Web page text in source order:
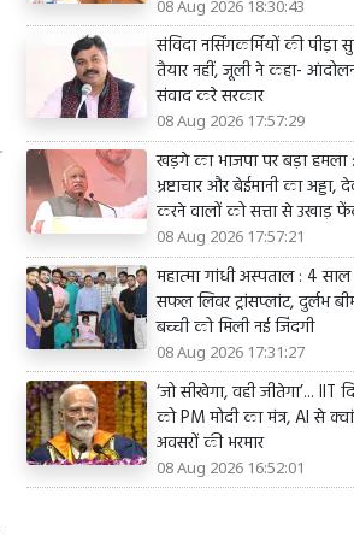
08 Aug 2026 18:30:43
संविदा नर्सिंगकर्मियों की पीड़ा
तैयार नहीं, जूली ने कहा-
संवाद करे सरकार
08 Aug 2026 17:57:29
खड़गे का भाजपा पर बड़ा हमला :
भ्रष्टाचार और बेईमानी का
करने वालों को सत्ता से उखाड़
08 Aug 2026 17:57:21
महात्मा गांधी अस्पताल : 4
सफल लिवर ट्रांसप्लांट, दुर्लभ
बच्ची को मिली नई जिंदगी
08 Aug 2026 17:31:27
‘जो सीखेगा, वही जीतेगा’...
को PM मोदी का मंत्र, AI से
अवसरों की भरमार
08 Aug 2026 16:52:01